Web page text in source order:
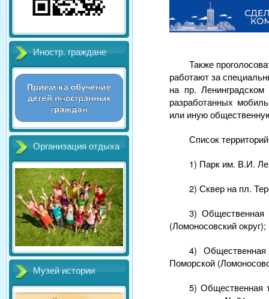
Иностр. граждане
Организация отдыха
Музей истории
Также
работают за
на пр.
разработанных
или иную
Список
1) Парк им. В.И.
2) Сквер на пл.
3)
(Ломоносовский округ);
4)
Поморской
5) Общественная